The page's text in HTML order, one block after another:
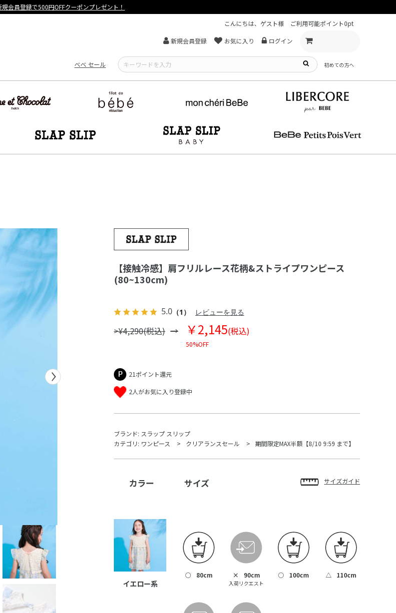
【重要】熊本地震による遅延可能性について
こんにちは、ゲスト様
ご利用可能ポイント0pt
新規会員登録 お気に入り ログイン
べべ セール 初めての方へ
【接触冷感】肩フリルレース花柄&ストライプワンピース
(80~130cm)
5.0 （1） レビューを見る
>¥4,290(税込) ￥2,145(税込)
50%OFF
21ポイント還元
2人がお気に入り登録中
ブランド: スラップ スリップ
カテゴリ: ワンピース クリアランスセール 期間限定MAX半額【8/10 9:59 まで】
カラー サイズ サイズガイド
イエロー系
○ 80cm × 90cm
入荷リクエスト
○ 100cm △ 110cm